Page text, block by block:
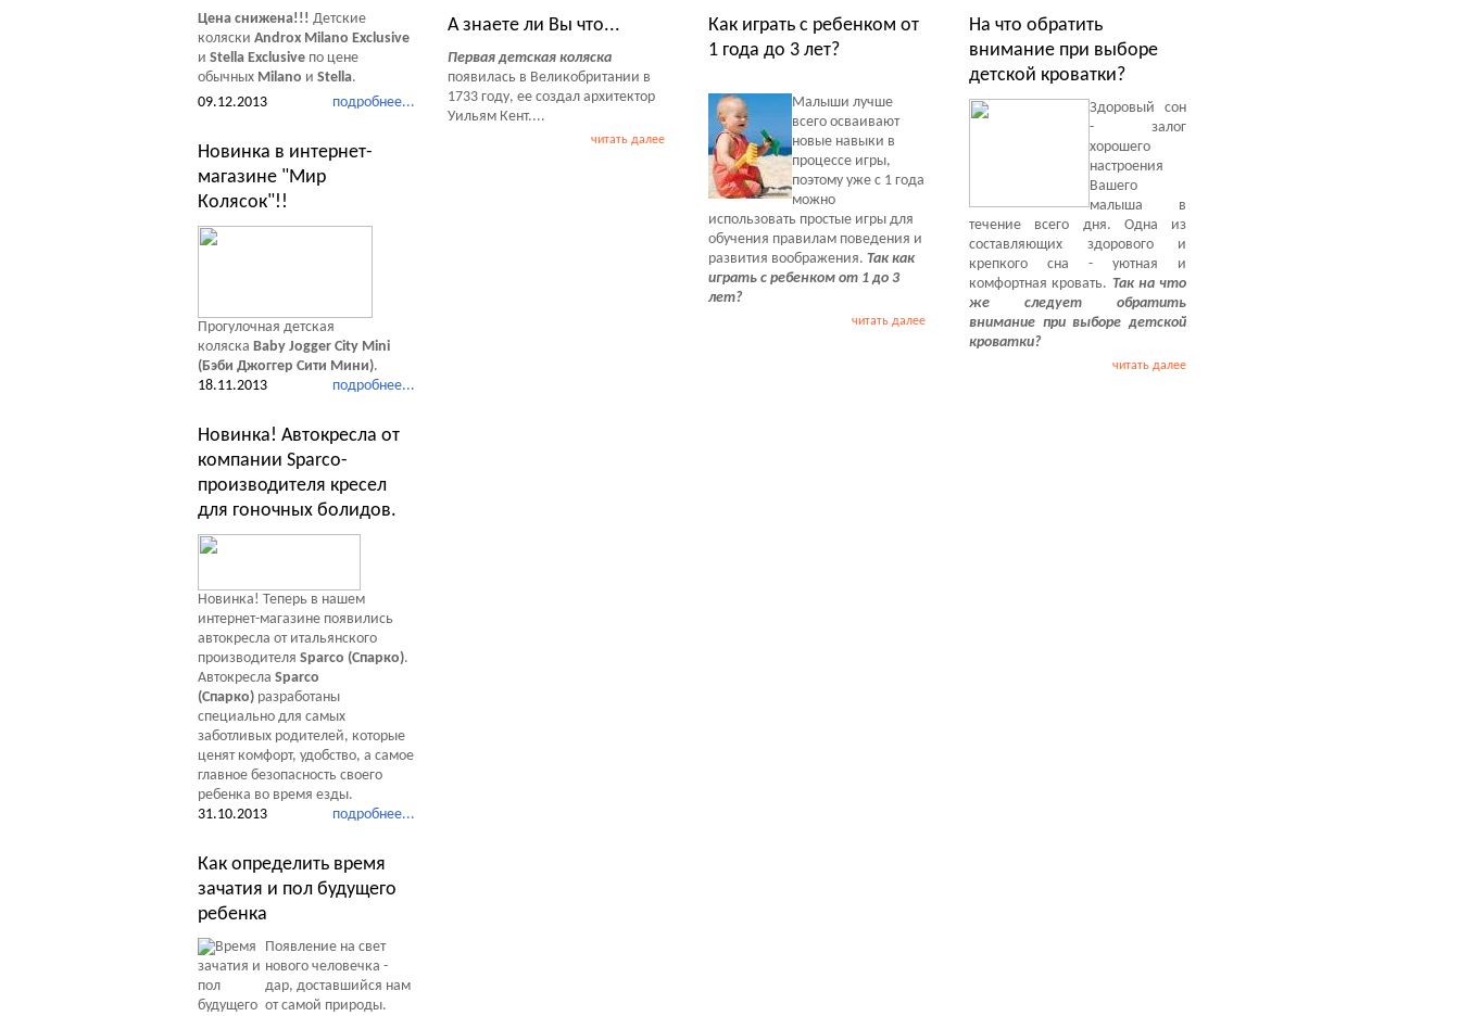
А знаете ли Вы что...
Первая детская коляска
появилась в Великобритании в
1733 году, ее создал архитектор
Уильям Кент....
читать далее
Как играть с ребенком от
1 года до 3 лет?
Малыши лучше
всего осваивают
новые навыки в
процессе игры,
поэтому уже с 1 года
можно
использовать простые игры для
обучения правилам поведения и
развития воображения. Так как
играть с ребенком от 1 до 3
лет?
читать далее
На что обратить
внимание при выборе
детской кроватки?
Здоровый сон
- залог
хорошего
настроения
Вашего
малыша в
течение всего дня. Одна из
составляющих здорового и
крепкого сна - уютная и
комфортная кровать. Так на что
же следует обратить
внимание при выборе детской
кроватки?
читать далее
Цена снижена!!! Детские
коляски Androx Milano Exclusive
и Stella Exclusive по цене
обычных Milano и Stella.
подробнее...
09.12.2013
Новинка в интернет-
магазине "Мир
Колясок"!!
Прогулочная детская
коляска Baby Jogger City Mini
(Бэби Джоггер Сити Мини).
подробнее...
18.11.2013
Новинка! Автокресла от
компании Sparco-
производителя кресел
для гоночных болидов.
Новинка! Теперь в нашем
интернет-магазине появились
автокресла от итальянского
производителя Sparco (Спарко).
Автокресла Sparco
(Спарко) разработаны
специально для самых
заботливых родителей, которые
ценят комфорт, удобство, а самое
главное безопасность своего
ребенка во время езды.
подробнее...
31.10.2013
Как определить время
зачатия и пол будущего
ребенка
Появление на свет
нового человечка -
дар, доставшийся нам
от самой природы.